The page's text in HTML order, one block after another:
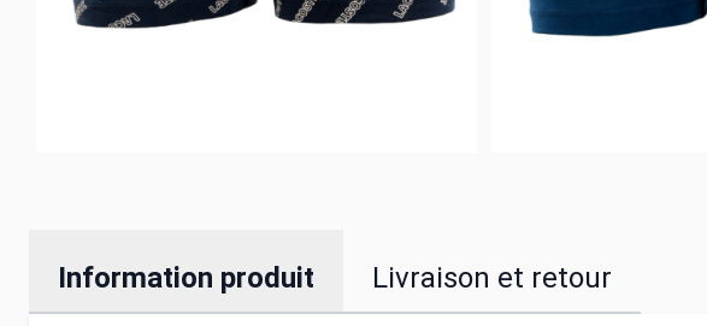
Information produit Livraison et retour